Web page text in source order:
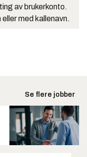
av brukerkonto.
med kallenavn.
Se flere jobber